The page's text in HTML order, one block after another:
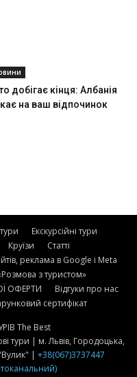
добігає кінця: Албанія
на ваш відпочинок
Екскурсійні тури
Круїзи
Статті
реклама в Google і Meta
з туристом»
ОФЕРТИ
Відгуки про нас
сертифікат
The Best
тури | м. Львів, Городоцька,
| +38(067)3737447